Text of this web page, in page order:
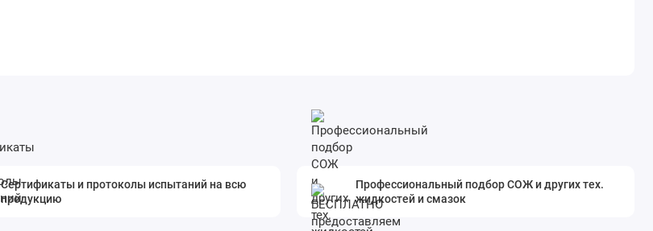
Сертификаты и протоколы испытаний на всю
продукцию
Профессиональный подбор СОЖ и других тех.
жидкостей и смазок